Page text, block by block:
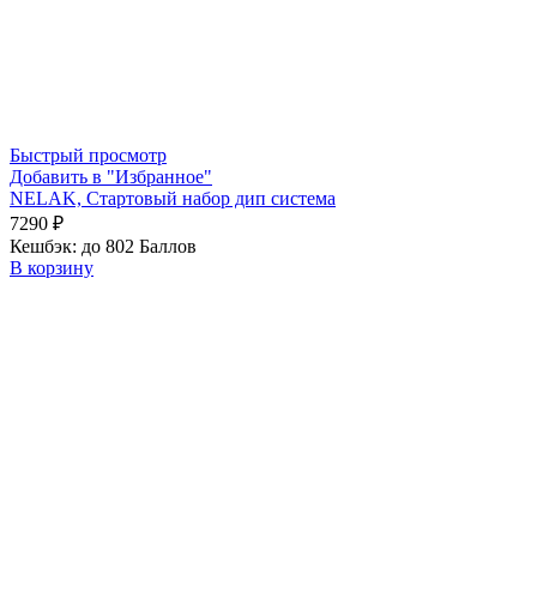
Быстрый просмотр
Добавить в "Избранное"
NELAK, Стартовый набор дип система
7290 ₽
Кешбэк: до 802 Баллов
В корзину